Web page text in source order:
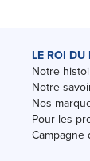
LE ROI DU
Notre
Notre
Nos
Pour les
Campagne